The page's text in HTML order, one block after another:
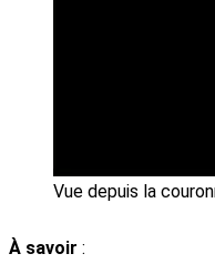
Vue depuis la
À savoir :